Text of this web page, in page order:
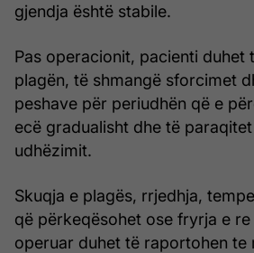
gjendja është stabile.
Pas operacionit, pacienti duhet
plagën, të shmangë sforcimet
peshave për periudhën që e
ecë gradualisht dhe të
udhëzimit.
Skuqja e plagës, rrjedhja,
që përkeqësohet ose fryrja e re
operuar duhet të raportohen te